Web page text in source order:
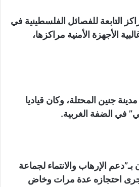
التابعة للفصائل الفلسطينية في
الأجهزة الأمنية مراكزها،
من مدينة جنين المحتلة، وكان قياديا
في الضفة الغربية.
الإرهاب والانتماء لجماعة
احتجازه عدة مرات وخاض